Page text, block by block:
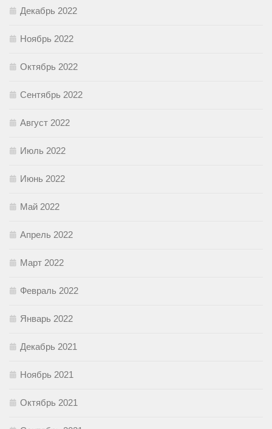
Декабрь 2022
Ноябрь 2022
Октябрь 2022
Сентябрь 2022
Август 2022
Июль 2022
Июнь 2022
Май 2022
Апрель 2022
Март 2022
Февраль 2022
Январь 2022
Декабрь 2021
Ноябрь 2021
Октябрь 2021